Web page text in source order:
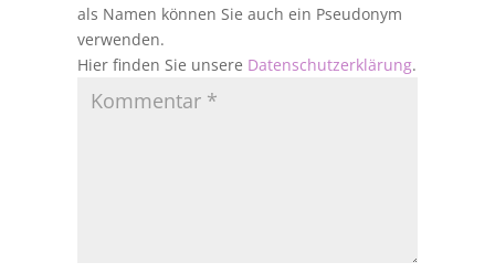
als Namen können Sie auch ein Pseudonym
verwenden.
Hier finden Sie unsere Datenschutzerklärung.